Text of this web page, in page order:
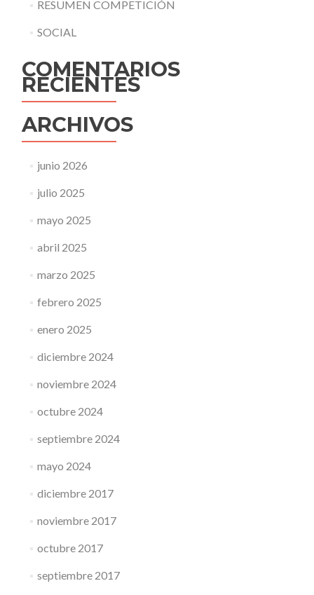
RESUMEN COMPETICIÓN
SOCIAL
COMENTARIOS
RECIENTES
ARCHIVOS
junio 2026
julio 2025
mayo 2025
abril 2025
marzo 2025
febrero 2025
enero 2025
diciembre 2024
noviembre 2024
octubre 2024
septiembre 2024
mayo 2024
diciembre 2017
noviembre 2017
octubre 2017
septiembre 2017